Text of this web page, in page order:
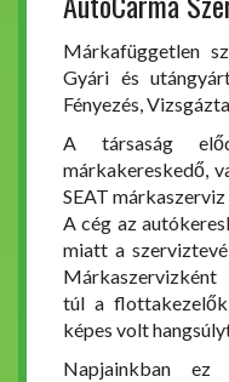
Márkafüggetlen
Gyári és
Fényezés,
A társaság
márkakereskedő,
SEAT
A cég az
miatt a
Márkaszervizként
túl a flottakezelők
képes volt
Napjainkban